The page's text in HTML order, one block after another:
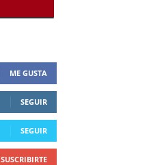
ME GUSTA
SEGUIR
SEGUIR
SUSCRIBIRTE